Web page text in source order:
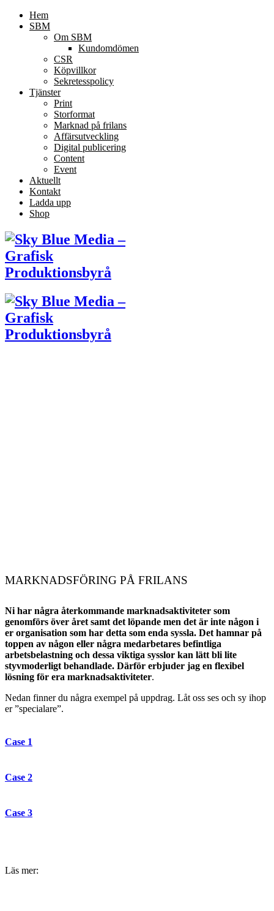
Hem
SBM
Om SBM
Kundomdömen
CSR
Köpvillkor
Sekretesspolicy
Tjänster
Print
Storformat
Marknad på frilans
Affärsutveckling
Digital publicering
Content
Event
Aktuellt
Kontakt
Ladda upp
Shop
MARKNADSFÖRING PÅ FRILANS
Ni har några återkommande marknadsaktiviteter som
genomförs över året samt det löpande men det är inte någon i
er organisation som har detta som enda syssla. Det hamnar på
toppen av någon eller några medarbetares befintliga
arbetsbelastning och dessa viktiga sysslor kan lätt bli lite
styvmoderligt behandlade. Därför erbjuder jag en flexibel
lösning för era marknadsaktiviteter.
Nedan finner du några exempel på uppdrag. Låt oss ses och sy ihop
er ”specialare”.
Case 1
Case 2
Case 3
Läs mer: